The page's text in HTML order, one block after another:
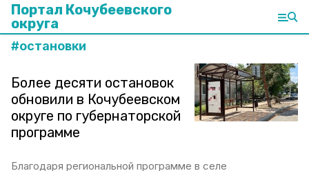
Портал Кочубеевского
округа
#остановки
Более десяти остановок
обновили в Кочубеевском
округе по губернаторской
программе
Благодаря региональной программе в селе